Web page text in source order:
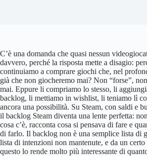
C’è una domanda che quasi nessun
davvero, perché la risposta mette a disagio:
continuiamo a comprare giochi che, nel
già che non giocheremo mai? Non “forse”,
mai. Eppure li compriamo lo stesso, li
backlog, li mettiamo in wishlist, li teniamo lì
ancora una possibilità. Su Steam, con saldi e
il backlog Steam diventa una lente perfetta:
cosa c’è, racconta cosa si pensava di fare e
di farlo. Il backlog non è una semplice lista di
lista di intenzioni non mantenute, e da un
questo lo rende molto più interessante di